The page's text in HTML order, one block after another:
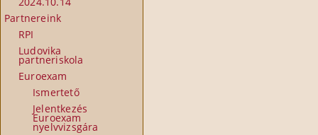
Partnereink
RPI
Ludovika
partneriskola
Euroexam
Ismertető
Jelentkezés
Euroexam
nyelvvizsgára